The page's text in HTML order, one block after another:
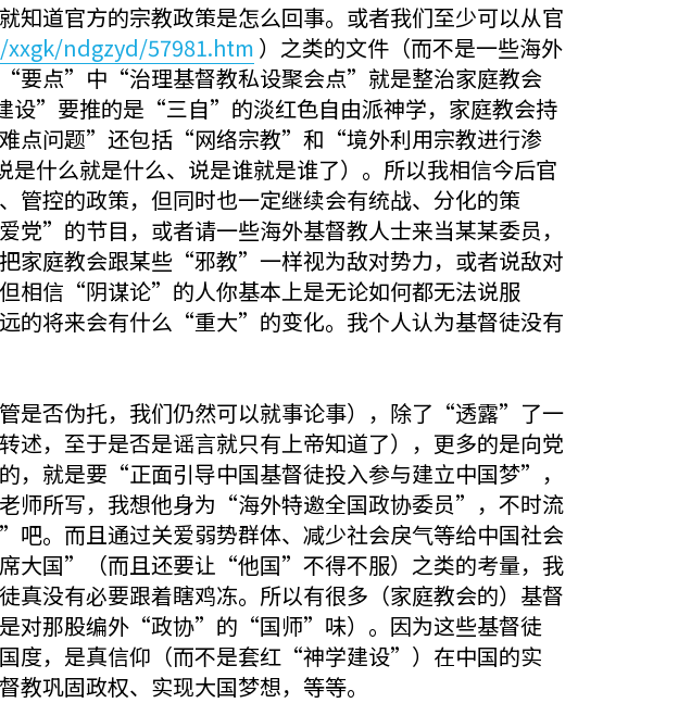
知道官方的宗教政策是怎么回事。或者我们至少可以从官
ndgzyd/57981.htm ）之类的文件（而不是一些海外
“要点”中“治理基督教私设聚会点”就是整治家庭教会
”要推的是“三自”的淡红色自由派神学，家庭教会持
点问题”还包括“网络宗教”和“境外利用宗教进行渗
么就是什么、说是谁就是谁了）。所以我相信今后官
控的政策，但同时也一定继续会有统战、分化的策
”的节目，或者请一些海外基督教人士来当某某委员，
家庭教会跟某些“邪教”一样视为敌对势力，或者说敌对
相信“阴谋论”的人你基本上是无论如何都无法说服
的将来会有什么“重大”的变化。我个人认为基督徒没有
是否伪托，我们仍然可以就事论事），除了“透露”了一
述，至于是否是谣言就只有上帝知道了），更多的是向党
，就是要“正面引导中国基督徒投入参与建立中国梦”，
师所写，我想他身为“海外特邀全国政协委员”，不时流
。而且通过关爱弱势群体、减少社会戾气等给中国社会
大国”（而且还要让“他国”不得不服）之类的考量，我
没有必要跟着瞎鸡冻。所以有很多（家庭教会的）基督
是对那股编外“政协”的“国师”味）。因为这些基督徒
度，是真信仰（而不是套红“神学建设”）在中国的实
巩固政权、实现大国梦想，等等。